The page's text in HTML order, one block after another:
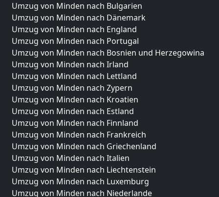
Umzug von Minden nach Bulgarien
Umzug von Minden nach Dänemark
Umzug von Minden nach England
Umzug von Minden nach Portugal
Umzug von Minden nach Bosnien und Herzegowina
Umzug von Minden nach Irland
Umzug von Minden nach Lettland
Umzug von Minden nach Zypern
Umzug von Minden nach Kroatien
Umzug von Minden nach Estland
Umzug von Minden nach Finnland
Umzug von Minden nach Frankreich
Umzug von Minden nach Griechenland
Umzug von Minden nach Italien
Umzug von Minden nach Liechtenstein
Umzug von Minden nach Luxemburg
Umzug von Minden nach Niederlande